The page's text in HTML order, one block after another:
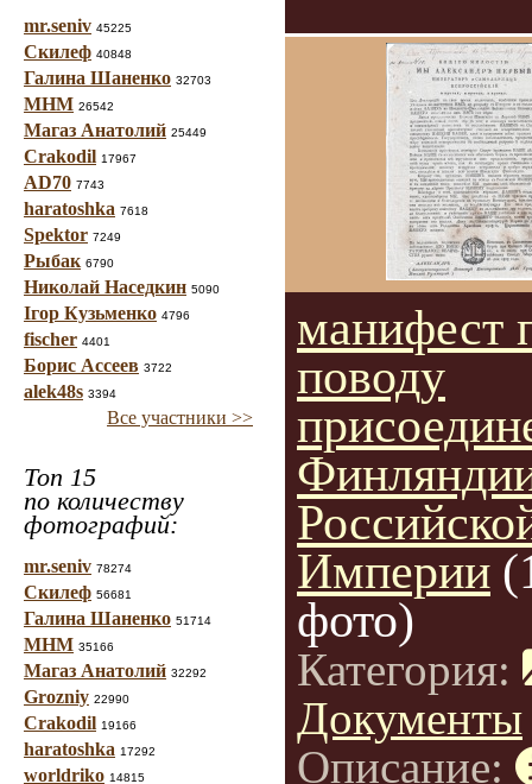
mr.seniv 45225
Скилеф 40848
Галина Шаненко 32703
МНМ 26542
Магаз Анатолий 25449
Crakodil 17967
AD70 7743
haratoshka 7618
Spektor 7249
Рыбак 6790
Николай Наседкин 5090
Ігор Кузьменко 4796
fischer 4401
Борис Ассеев 3722
alek48s 3394
Все участники >>
Топ 15
по количеству
фотографий:
mr.seniv 78274
Скилеф 56681
Галина Шаненко 51714
МНМ 35166
Магаз Анатолий 32292
Grozniy 22990
Crakodil 19166
haratoshka 17292
worldriko 14815
манифест
поводу
Империи
фото)
Категория:
Документы
Описание: